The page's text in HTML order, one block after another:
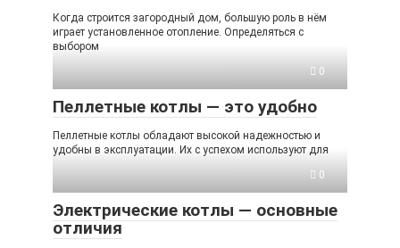
Когда строится загородный дом, большую роль в нём
играет установленное отопление. Определяться с
выбором
0
Пеллетные котлы — это удобно
Пеллетные котлы обладают высокой надежностью и
удобны в эксплуатации. Их с успехом используют для
0
Электрические котлы — основные
отличия